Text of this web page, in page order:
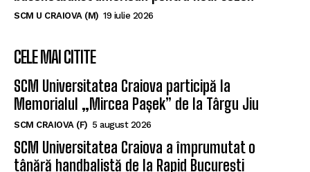
CELE MAI CITITE
SCM Universitatea Craiova participă la
Memorialul „Mircea Pașek” de la Târgu Jiu
SCM CRAIOVA (F) 5 august 2026
SCM Universitatea Craiova a împrumutat o
tânără handbalistă de la Rapid București
SCM CRAIOVA (F) 30 iulie 2026